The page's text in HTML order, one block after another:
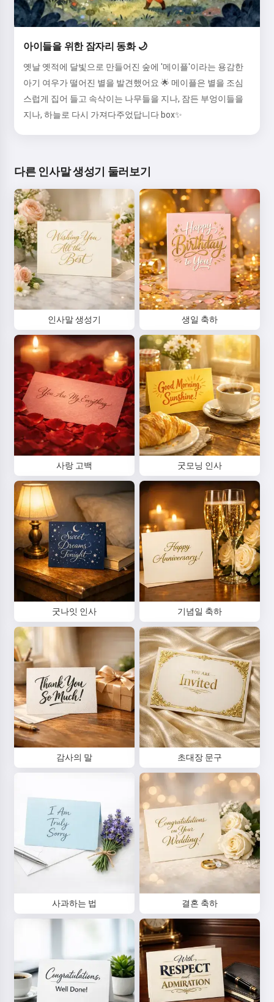
아이들을 위한 잠자리 동화 🌙
옛날 옛적에 달빛으로 만들어진 숲에 '메이플'이라는 용감한
아기 여우가 떨어진 별을 발견했어요 🌟 메이플은 별을 조심
스럽게 집어 들고 속삭이는 나무들을 지나, 잠든 부엉이들을
지나, 하늘로 다시 가져다주었답니다 box✨
다른 인사말 생성기 둘러보기
인사말 생성기 생일 축하
사랑 고백 굿모닝 인사
굿나잇 인사 기념일 축하
감사의 말 초대장 문구
사과하는 법 결혼 축하